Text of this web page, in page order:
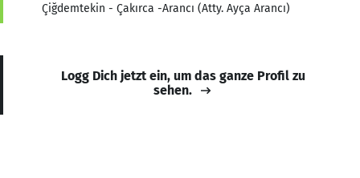
Çiğdemtekin - Çakırca -Arancı (Atty. Ayça Arancı)
Logg Dich jetzt ein, um das ganze Profil zu
sehen.